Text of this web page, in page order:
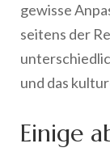
gewisse
seitens der
und das
Einige